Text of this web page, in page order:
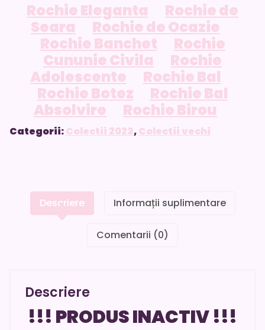
Rochie Eleganta
Rochie de
Seara
Rochie de Ocazie
Rochie Banchet
Rochie
Cununie Civila
Rochie
Adolescente
Rochie Bal
Rochie Botez
Rochie Bal
Absolvire
Rochie Birou
Categorii:Colectii 2023,Colectii vechi
Descriere Informații suplimentare
Comentarii (0)
Descriere
!!! PRODUS INACTIV !!!